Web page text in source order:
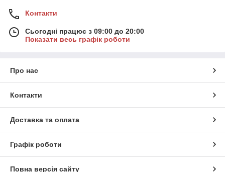
Контакти
Сьогодні працює з 09:00 до 20:00
Показати весь графік роботи
Про нас
Контакти
Доставка та оплата
Графік роботи
Повна версія сайту